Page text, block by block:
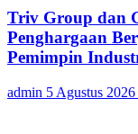
Triv Group dan
Penghargaan
Pemimpin
admin 5 Agustus 2026